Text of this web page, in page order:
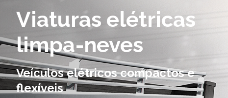
Viaturas elétricas
limpa-neves
Veículos elétricos compactos e
flexíveis